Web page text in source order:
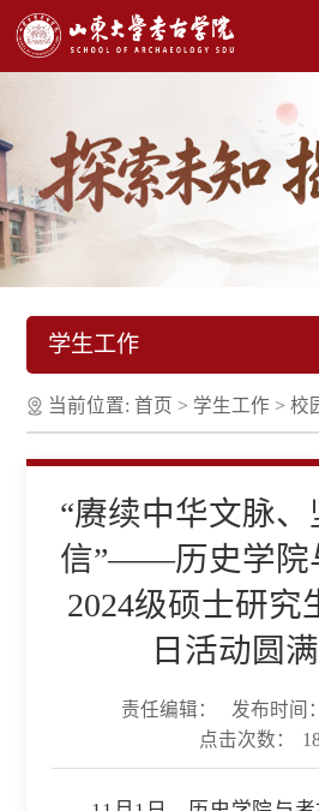
学生工作
当前位置:首页 > 学生工作 >校
“赓续中华文脉
信”——历史学院
2024级硕士研究
日活动圆
责任编辑：
发布时间
点击次数：